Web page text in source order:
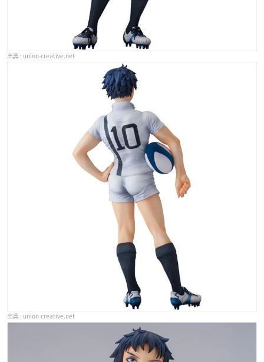
union-creative.net
union-creative.net